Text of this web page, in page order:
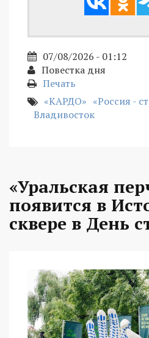
07/08/2026 - 01:12
Повестка дня
Печать
«КАРДО» «Россия -
Владивосток
«Уральская
появится в
сквере в День